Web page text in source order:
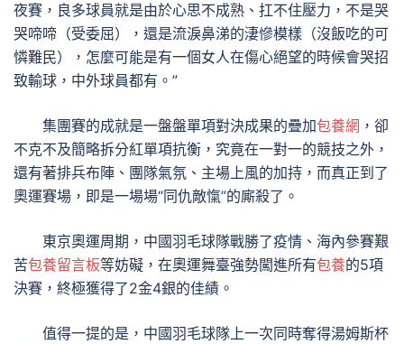
夜賽，良多球員就是由於心思不成熟、扛不住壓力，不是哭
哭啼啼（受委屈），還是流淚鼻涕的淒慘模樣（沒飯吃的可
憐難民），怎麼可能是有一個女人在傷心絕望的時候會哭招
致輸球，中外球員都有。”
集團賽的成就是一盤盤單項對決成果的疊加包養網 ，卻
不克不及簡略拆分紅單項抗衡，究竟在一對一的競技之外，
還有著排兵布陣、團隊氣氛、主場上風的加持，而真正到了
奧運賽場，即是一場場“同仇敵愾”的廝殺了。
東京奧運周期，中國羽毛球隊戰勝了疫情、海內參賽艱
苦包養留言板等妨礙，在奧運舞臺強勢闖進所有包養的5項
決賽，終極獲得了2金4銀的佳績。
值得一提的是，中國羽毛球隊上一次同時奪得湯姆斯杯